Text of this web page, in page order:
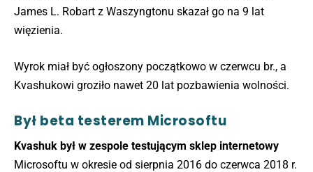
James L. Robart z Waszyngtonu skazał go na 9 lat
więzienia.
Wyrok miał być ogłoszony początkowo w czerwcu br., a
Kvashukowi groziło nawet 20 lat pozbawienia wolności.
Był beta testerem Microsoftu
Kvashuk był w zespole testującym sklep internetowy
Microsoftu w okresie od sierpnia 2016 do czerwca 2018 r.